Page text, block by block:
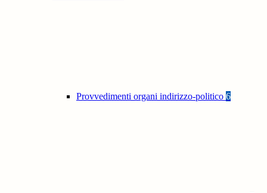
Provvedimenti organi indirizzo-politico 6